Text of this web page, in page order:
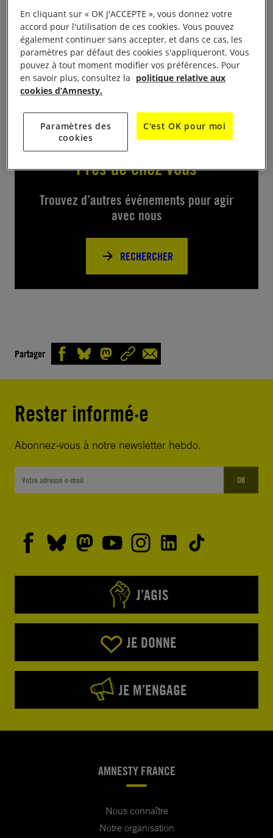
Charreaux, 18 rue Fourier.
Contact
06 51 10 33 65 ouamnesty.chalon@laposte.net
Près de chez vous
Trouvez d’autres événements pour agir
avec nous
RECHERCHER
Partager
Rester informé·e
Abonnez-vous à notre newsletter hebdo.
OK
J’AGIS
JE DONNE
JE M’ENGAGE
AMNESTY FRANCE
Nous connaître
Notre organisation
En cliquant sur « OK J'ACCEPTE », vous donnez votre
accord pour l'utilisation de ces cookies. Vous pouvez
également continuer sans accepter, et dans ce cas, les
paramètres par défaut des cookies s'appliqueront. Vous
pouvez à tout moment modifier vos préférences. Pour
en savoir plus, consultez la politique relative aux
cookies d’Amnesty.
Paramètres des
cookies
C'est OK pour moi